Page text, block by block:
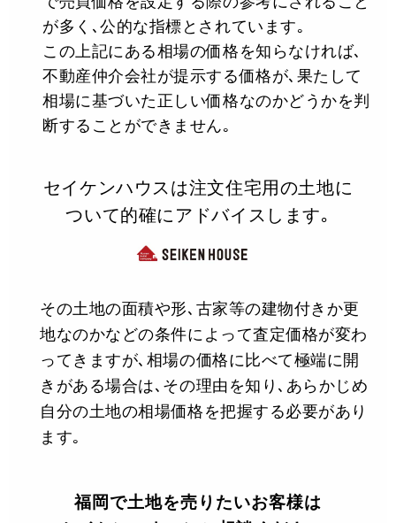
が多く､公的な指標とされています｡
この上記にある相場の価格を知らなければ､
不動産仲介会社が提示する価格が､果たして
相場に基づいた正しい価格なのかどうかを判
断することができません｡
セイケンハウスは注文住宅用の土地に
ついて的確にアドバイスします｡
その土地の面積や形､古家等の建物付きか更
地なのかなどの条件によって査定価格が変わ
ってきますが､相場の価格に比べて極端に開
きがある場合は､その理由を知り､あらかじめ
自分の土地の相場価格を把握する必要があり
ます｡
福岡で土地を売りたいお客様は